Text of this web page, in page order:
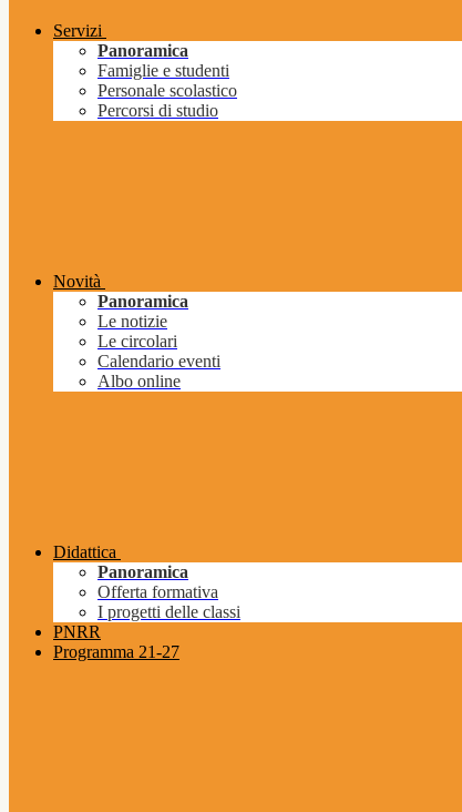
Servizi
Panoramica
Famiglie e studenti
Personale scolastico
Percorsi di studio
Novità
Panoramica
Le notizie
Le circolari
Calendario eventi
Albo online
Didattica
Panoramica
Offerta formativa
I progetti delle classi
PNRR
Programma 21-27